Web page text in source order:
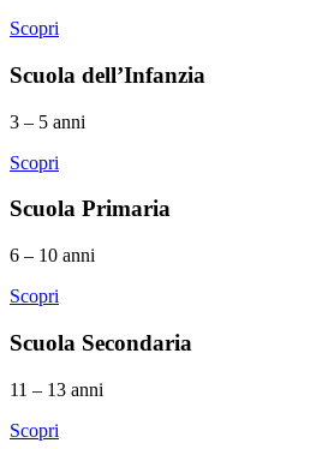
Scopri
Scuola dell’Infanzia
3 – 5 anni
Scopri
Scuola Primaria
6 – 10 anni
Scopri
Scuola Secondaria
11 – 13 anni
Scopri